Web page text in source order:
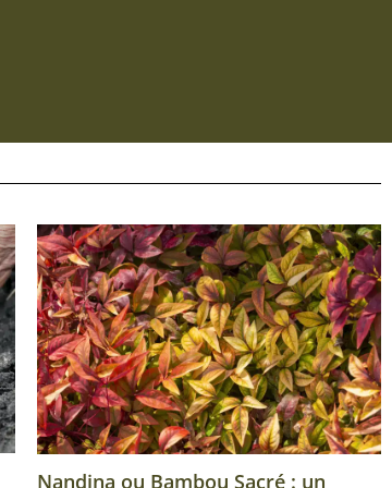
Nandina ou Bambou Sacré : un